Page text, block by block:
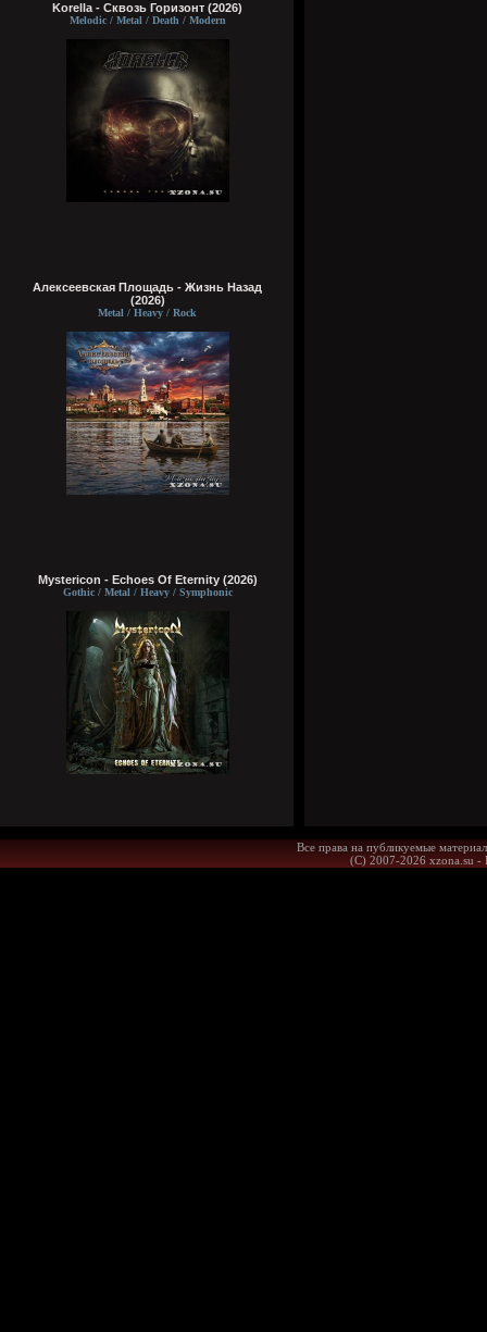
Korella - Сквозь Горизонт (2026)
Melodic / Metal / Death / Modern
Алексеевская Площадь - Жизнь Назад
(2026)
Metal / Heavy / Rock
Mystericon - Echoes Of Eternity (2026)
Gothic / Metal / Heavy / Symphonic
Все права на публикуемые
(С) 2007-2026 xzona.su -